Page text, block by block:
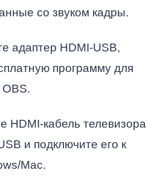
со звуком кадры.
адаптер HDMI-USB,
программу для
HDMI-кабель телевизора
и подключите его к
Mac.